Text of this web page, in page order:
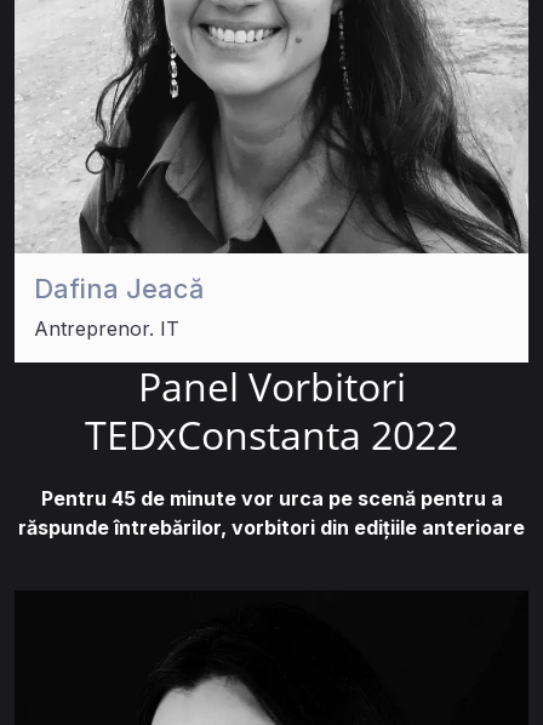
Dafina Jeacă
Antreprenor. IT
Panel Vorbitori
TEDxConstanta 2022
Pentru 45 de minute vor urca pe scenă pentru a
răspunde întrebărilor, vorbitori din edițiile anterioare